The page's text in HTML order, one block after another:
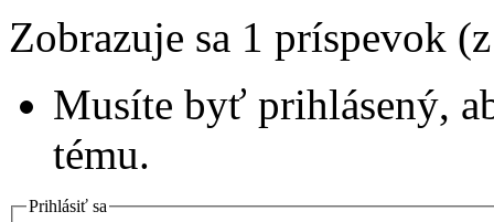
Zobrazuje sa 1 príspevok
Musíte byť prihlásený,
tému.
Prihlásiť sa